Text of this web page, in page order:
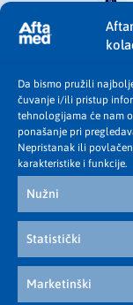
Da bismo pružili
čuvanje i/ili pristup
tehnologijama će nam
ponašanje pri
Nepristanak ili
karakteristike i funkcije.
Nužni
Statistički
Marketinški
AFTAMED